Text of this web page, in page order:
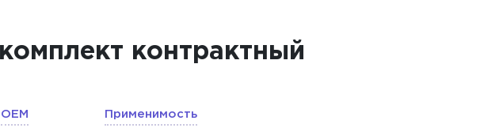
контрактный
OEM Применимость